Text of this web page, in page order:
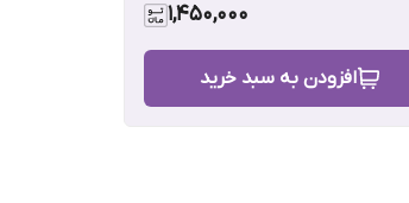
1,450,000
افزودن به سبد خرید